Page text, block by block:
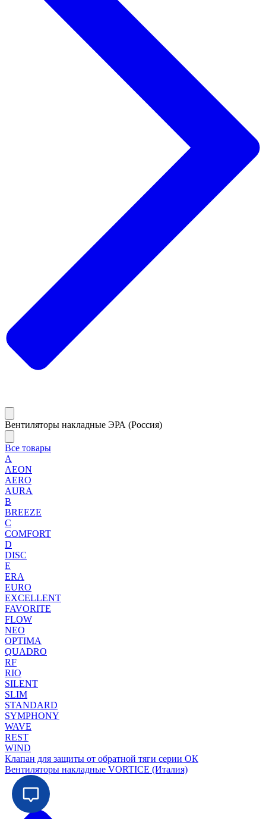
Вентиляторы накладные ЭРА (Россия)
Все товары
A
AEON
AERO
AURA
B
BREEZE
C
COMFORT
D
DISC
E
ERA
EURO
EXCELLENT
FAVORITE
FLOW
NEO
OPTIMA
QUADRO
RF
RIO
SILENT
SLIM
STANDARD
SYMPHONY
WAVE
REST
WIND
Клапан для защиты от обратной тяги серии ОК
Вентиляторы накладные VORTICE (Италия)